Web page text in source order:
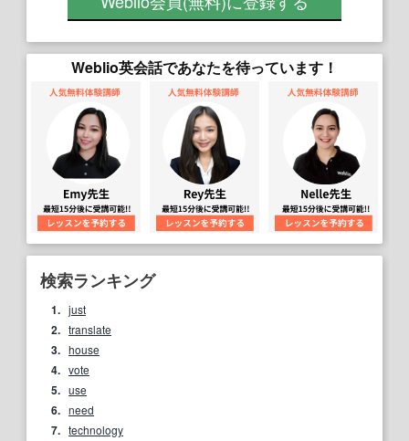
Weblio英会話であなたを待っています！
検索ランキング
1. just
2. translate
3. house
4. vote
5. use
6. need
7. technology